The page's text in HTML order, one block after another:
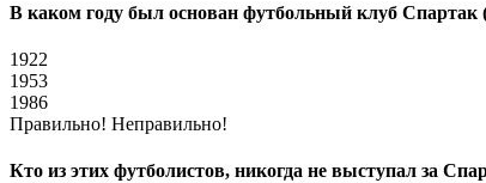
В каком году был основан футбольный клуб Спартак
1922
1953
1986
Правильно! Неправильно!
Кто из этих футболистов, никогда не выступал за